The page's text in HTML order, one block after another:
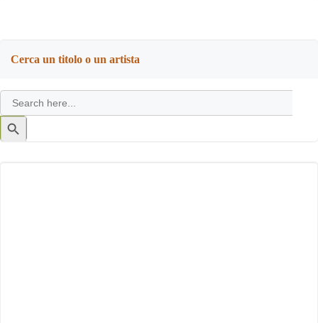
Cerca un titolo o un artista
Search
for:
Search
Button